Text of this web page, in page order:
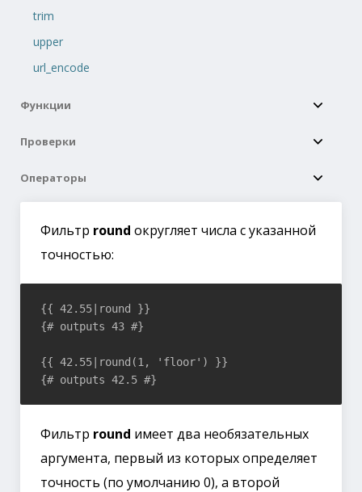
trim
upper
url_encode
Функции
Проверки
Операторы
Фильтр round округляет числа с указанной
точностью:
{{ 42.55|round }}
{# outputs 43 #}
{{ 42.55|round(1, 'floor') }}
Фильтр round имеет два необязательных
аргумента, первый из которых определяет
точность (по умолчанию 0), а второй